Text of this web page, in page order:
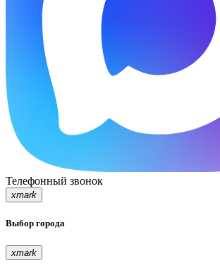
Телефонный звонок
xmark
Выбор города
xmark